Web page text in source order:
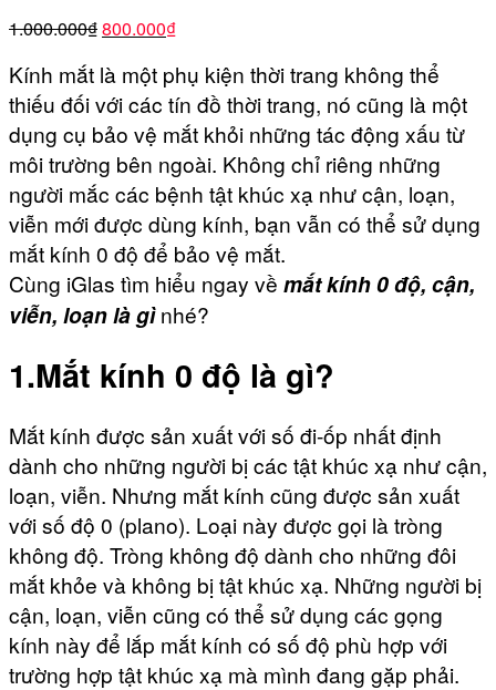
1.000.000₫Giá
là:
1.000.000₫.
800.000₫Giá
tại
là:
800.000₫.
Kính mắt là một phụ kiện thời trang không thể
thiếu đối với các tín đồ thời trang, nó cũng là một
dụng cụ bảo vệ mắt khỏi những tác động xấu từ
môi trường bên ngoài. Không chỉ riêng những
người mắc các bệnh tật khúc xạ như cận, loạn,
viễn mới được dùng kính, bạn vẫn có thể sử dụng
mắt kính 0 độ để bảo vệ mắt.
Cùng iGlas tìm hiểu ngay về mắt kính 0 độ, cận,
viễn, loạn là gìnhé?
1.Mắt kính 0 độ là gì?
Mắt kính được sản xuất với số đi-ốp nhất định
dành cho những người bị các tật khúc xạ như cận,
loạn, viễn. Nhưng mắt kính cũng được sản xuất
với số độ 0 (plano). Loại này được gọi là tròng
không độ. Tròng không độ dành cho những đôi
mắt khỏe và không bị tật khúc xạ. Những người bị
cận, loạn, viễn cũng có thể sử dụng các gọng
kính này để lắp mắt kính có số độ phù hợp với
trường hợp tật khúc xạ mà mình đang gặp phải.